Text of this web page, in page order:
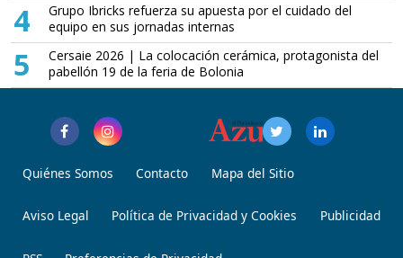
4
Grupo Ibricks refuerza su apuesta por el cuidado del
equipo en sus jornadas internas
5
Cersaie 2026 | La colocación cerámica, protagonista del
pabellón 19 de la feria de Bolonia
Quiénes Somos Contacto Mapa del Sitio
Aviso Legal Política de Privacidad y Cookies Publicidad